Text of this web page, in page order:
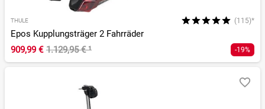
THULE (115)*
Epos Kupplungsträger 2 Fahrräder
909,99 € 1.129,95 €¹ -19%